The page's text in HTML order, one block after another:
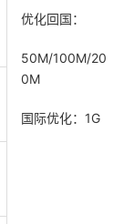
优化回国：
50M/100M/20
0M
国际优化：1G